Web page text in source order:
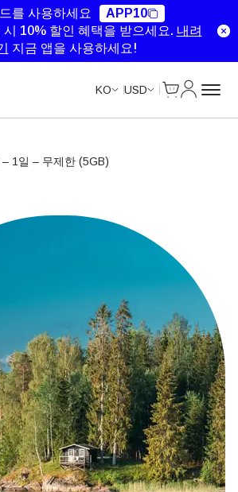
를 사용하세요
APP10
시 10% 할인 혜택을 받으세요. 내려
지금 앱을 사용하세요!
KO USD
– 1일 – 무제한 (5GB)
Unlimited Data
Unlimited Data
Unlimited Data
Unlimited Data